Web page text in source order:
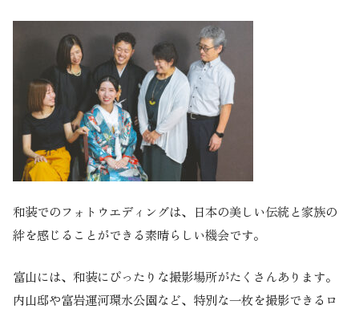
和装でのフォトウエディングは、日本の美しい伝統と家族の
絆を感じることができる素晴らしい機会です。
富山には、和装にぴったりな撮影場所がたくさんあります。
内山邸や富岩運河環水公園など、特別な一枚を撮影できるロ